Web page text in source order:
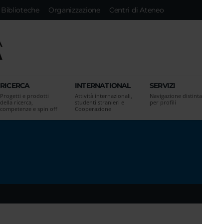
Biblioteche Organizzazione Centri di Ateneo
RICERCA
Progetti e prodotti
della ricerca,
competenze e spin off
INTERNATIONAL
Attività internazionali,
studenti stranieri e
Cooperazione
SERVIZI
Navigazione distinta
per profili